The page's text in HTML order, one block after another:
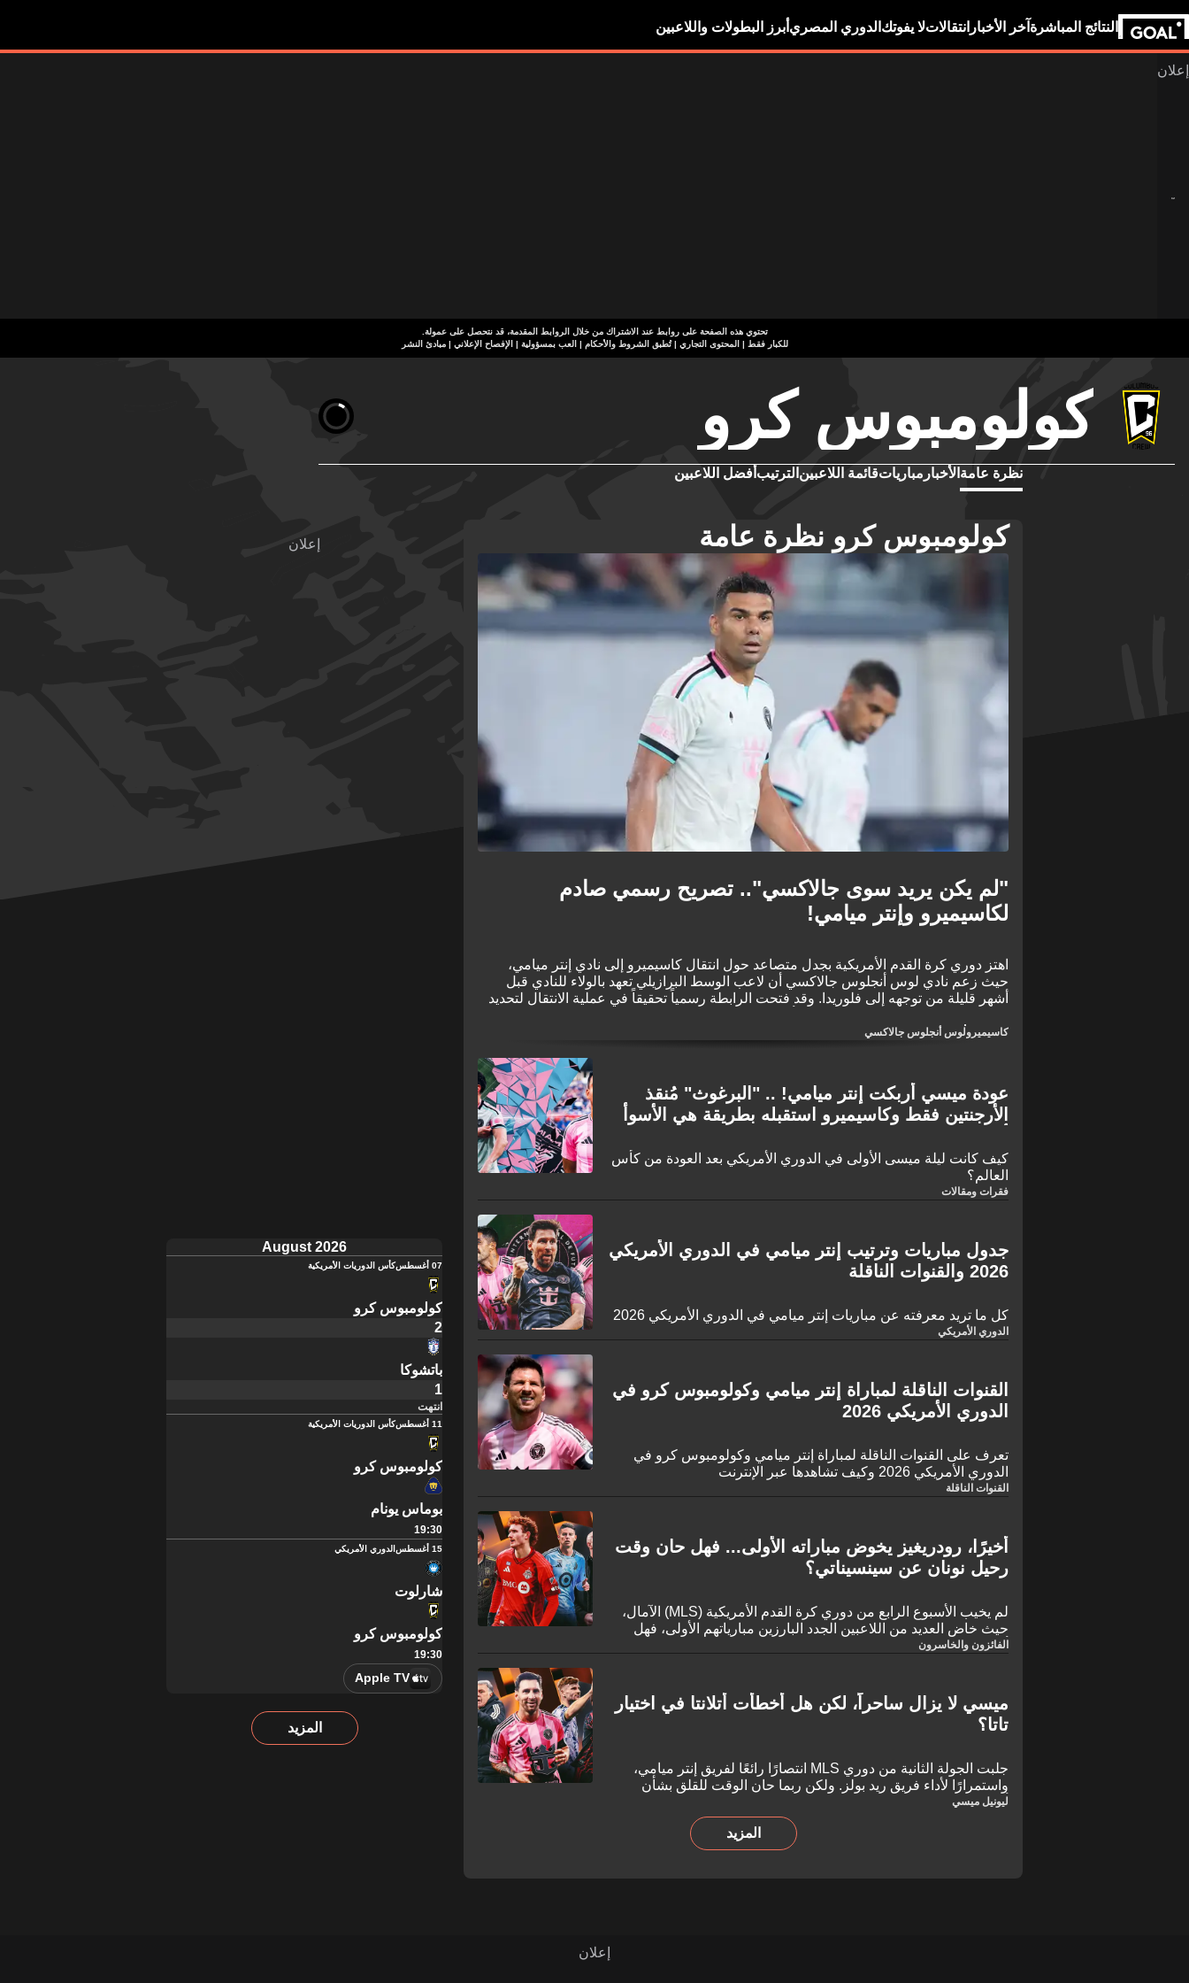
النتائج المباشرة آخر الأخبار انتقالاتلا يفوتك الدوري المصري أبرز البطولات واللاعبين
تحتوي هذه الصفحة على روابط عند الاشتراك من خلال الروابط المقدمة، قد نتحصل على عمولة.
للكبار فقط | المحتوى التجاري | تُطبق الشروط والأحكام | العب بمسؤولية
| الإفصاح الإعلاني |مبادئ النشر
كولومبوس كرو
نظرة عامة الأخبار مبارياتقائمة اللاعبين الترتيب أفضل اللاعبين
كولومبوس كرو نظرة عامة
"لم يكن يريد سوى جالاكسي".. تصريح رسمي صادم
لكاسيميرو وإنتر ميامي!
اهتز دوري كرة القدم الأمريكية بجدل متصاعد حول انتقال كاسيميرو إلى نادي إنتر ميامي،
حيث زعم نادي لوس أنجلوس جالاكسي أن لاعب الوسط البرازيلي تعهد بالولاء للنادي قبل
أشهر قليلة من توجهه إلى فلوريدا. وقد فتحت الرابطة رسمياً تحقيقاً في عملية الانتقال لتحديد
كاسيميرولوس أنجلوس جالاكسي
عودة ميسي أربكت إنتر ميامي! .. "البرغوث" مُنقذ
الأرجنتين فقط وكاسيميرو استقبله بطريقة هي الأسوأ
كيف كانت ليلة ميسى الأولى في الدوري الأمريكي بعد العودة من كأس
العالم؟
فقرات ومقالات
جدول مباريات وترتيب إنتر ميامي في الدوري الأمريكي
2026 والقنوات الناقلة
كل ما تريد معرفته عن مباريات إنتر ميامي في الدوري الأمريكي 2026
الدوري الأمريكي
القنوات الناقلة لمباراة إنتر ميامي وكولومبوس كرو في
الدوري الأمريكي 2026
تعرف على القنوات الناقلة لمباراة إنتر ميامي وكولومبوس كرو في
الدوري الأمريكي 2026 وكيف تشاهدها عبر الإنترنت
القنوات الناقلة
أخيرًا، رودريغيز يخوض مباراته الأولى... فهل حان وقت
رحيل نونان عن سينسيناتي؟
لم يخيب الأسبوع الرابع من دوري كرة القدم الأمريكية (MLS) الآمال،
حيث خاض العديد من اللاعبين الجدد البارزين مبارياتهم الأولى، فهل
أصبح مقعد بات نونان في نادي «إف سي سينسيناتي» على المحك؟
الفائزون والخاسرون
ميسي لا يزال ساحراً، لكن هل أخطأت أتلانتا في اختيار
تاتا؟
جلبت الجولة الثانية من دوري MLS انتصارًا رائعًا لفريق إنتر ميامي،
واستمرارًا لأداء فريق ريد بولز. ولكن ربما حان الوقت للقلق بشأن
أتلانتا.
ليونيل ميسي
المزيد
August 2026
07 أغسطس كأس الدوريات الأمريكية
كولومبوس كرو
2
باتشوكا
1
انتهت
11 أغسطس كأس الدوريات الأمريكية
كولومبوس كرو
بوماس يونام
19:30
15 أغسطس الدوري الأمريكي
شارلوت
كولومبوس كرو
19:30
Apple TV
المزيد